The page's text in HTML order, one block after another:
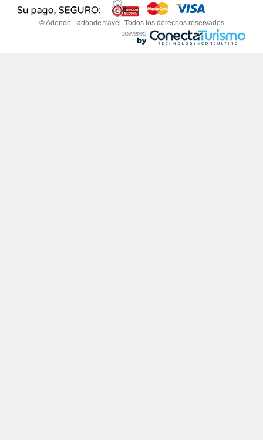
© Adonde - adonde.travel. Todos los derechos reservados